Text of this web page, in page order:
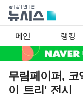
메인 랭킹
무림페이퍼,
이 트리' 전시